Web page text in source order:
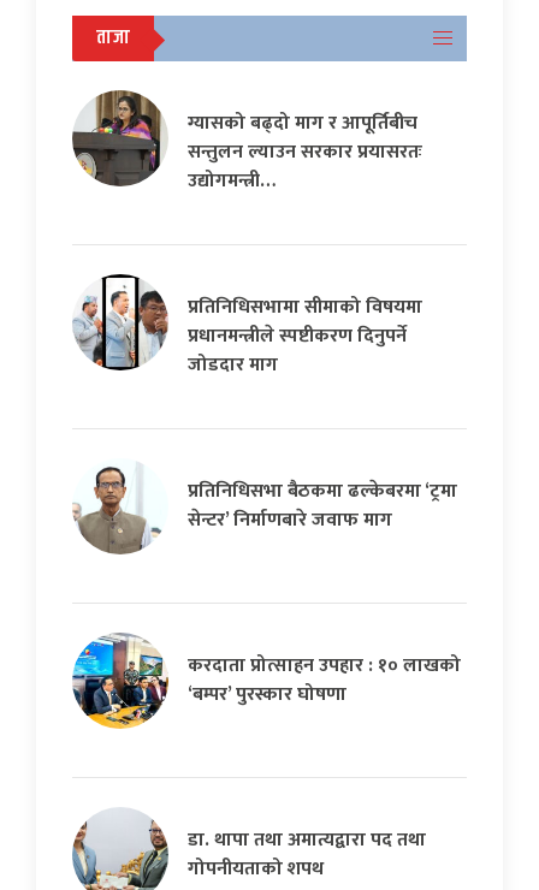
ताजा
ग्यासको बढ्दो माग र आपूर्तिबीच
सन्तुलन ल्याउन सरकार प्रयासरतः
उद्योगमन्त्री…
प्रतिनिधिसभामा सीमाको विषयमा
प्रधानमन्त्रीले स्पष्टीकरण दिनुपर्ने
जोडदार माग
प्रतिनिधिसभा बैठकमा ढल्केबरमा ‘ट्रमा
सेन्टर’ निर्माणबारे जवाफ माग
करदाता प्रोत्साहन उपहार : १० लाखको
‘बम्पर’ पुरस्कार घोषणा
डा. थापा तथा अमात्यद्वारा पद तथा
गोपनीयताको शपथ